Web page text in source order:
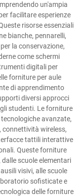
un'ampia
facilitare esperienze
risorse essenziali
bianche, pennarelli,
la conservazione,
come schermi
digitali per
forniture per aule
di apprendimento
diversi approcci
studenti. Le forniture
avanzate,
wireless,
tattili interattive
Queste forniture
scuole elementari
visivi, alle scuole
sofisticate e
delle forniture